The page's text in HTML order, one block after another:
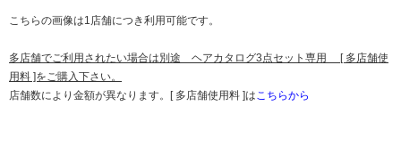
こちらの画像は1店舗につき利用可能です。
多店舗でご利用されたい場合は別途 ヘアカタログ3点セット専用 [ 多店舗使
用料 ]をご購入下さい。
店舗数により金額が異なります。[ 多店舗使用料 ]はこちらから